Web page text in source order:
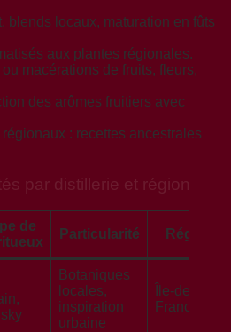
blends locaux, maturation en fûts
aux plantes régionales.
ou macérations de fruits, fleurs,
des arômes fruitiers avec
: recettes ancestrales
par distillerie et région
de
Particularité Région
Botaniques
locales,
inspiration
urbaine
Île-de-
France